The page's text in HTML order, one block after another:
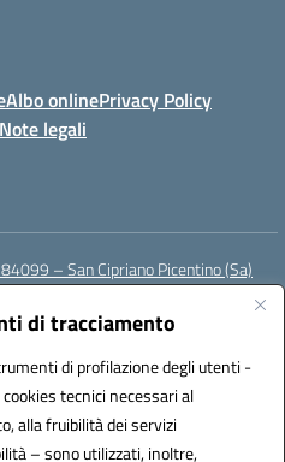
di tracciamento
di profilazione degli utenti -
tecnici necessari al
alla fruibilità dei servizi
– sono utilizzati, inoltre,
Albo onlinePrivacy Policy
Note legali
– San Cipriano Picentino (Sa)
saic87700c@pec.istruzione.it
(IPA): istsc_saic87700c